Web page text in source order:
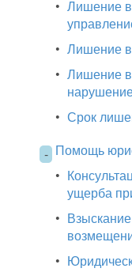
• Лишение
• Лишение
• Лишение
• Срок
- Помощь
•
ущерба
•
•